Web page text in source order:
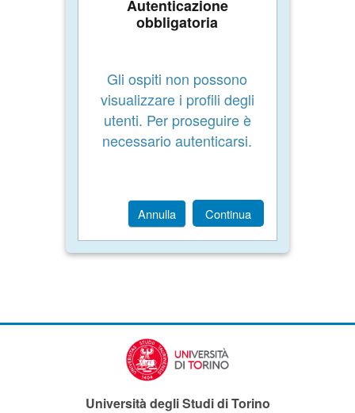
Autenticazione
obbligatoria
Gli ospiti non possono
visualizzare i profili degli
utenti. Per proseguire è
necessario autenticarsi.
Annulla Continua
Università degli Studi di Torino